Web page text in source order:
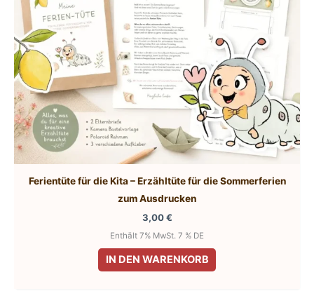
Ferientüte für die Kita – Erzähltüte für die Sommerferien
zum Ausdrucken
3,00€
Enthält 7% MwSt. 7 % DE
IN DEN WARENKORB